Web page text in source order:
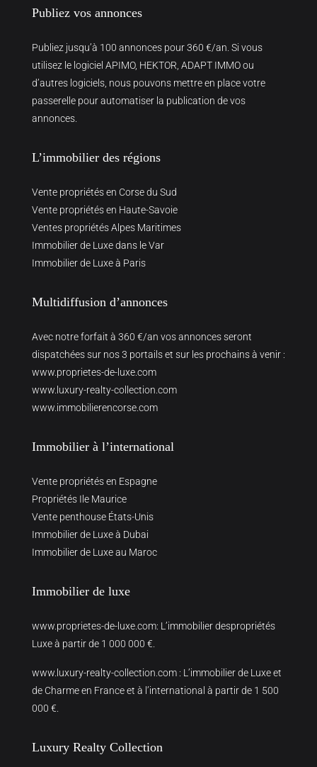
Publiez vos annonces
Publiez jusqu’à 100 annonces pour 360 €/an. Si vous
utilisez le logiciel APIMO, HEKTOR, ADAPT IMMO ou
d’autres logiciels, nous pouvons mettre en place votre
passerelle pour automatiser la publication de vos
annonces.
L’immobilier des régions
Vente propriétés en Corse du Sud
Vente propriétés en Haute-Savoie
Ventes propriétés Alpes Maritimes
Immobilier de Luxe dans le Var
Immobilier de Luxe à Paris
Multidiffusion d’annonces
Avec notre forfait à 360 €/an vos annonces seront
dispatchées sur nos 3 portails et sur les prochains à venir :
www.proprietes-de-luxe.com
www.luxury-realty-collection.com
www.immobilierencorse.com
Immobilier à l’international
Vente propriétés en Espagne
Propriétés Ile Maurice
Vente penthouse États-Unis
Immobilier de Luxe à Dubai
Immobilier de Luxe au Maroc
Immobilier de luxe
www.proprietes-de-luxe.com: L’immobilier despropriétés
Luxe à partir de 1 000 000 €.
www.luxury-realty-collection.com : L’immobilier de Luxe et
de Charme en France et à l’international à partir de 1 500
000 €.
Luxury Realty Collection